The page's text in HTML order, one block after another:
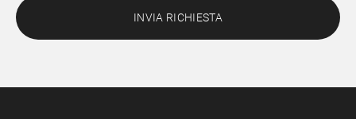
INVIA RICHIESTA